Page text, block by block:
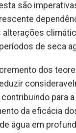
são
alterações
de seca
dos
para
da eficácia
água em